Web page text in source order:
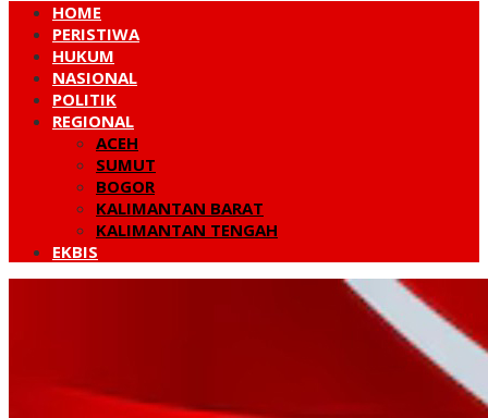
HOME
PERISTIWA
HUKUM
NASIONAL
POLITIK
REGIONAL
ACEH
SUMUT
BOGOR
KALIMANTAN BARAT
KALIMANTAN TENGAH
EKBIS